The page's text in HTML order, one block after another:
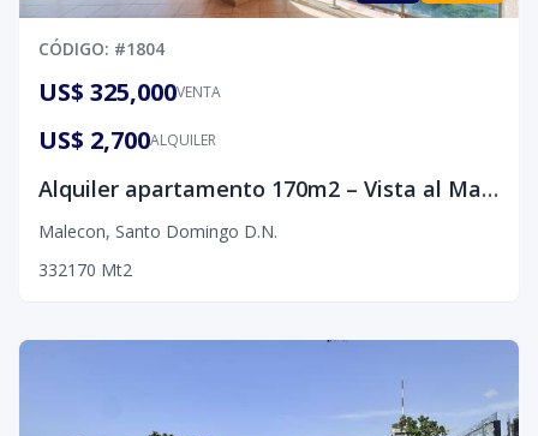
CÓDIGO: #1804
VENTA
US$ 325,000
ALQUILER
US$ 2,700
Alquiler apartamento 170m2 – Vista al Mar, Malecón D.N
Malecon, Santo Domingo D.N.
332170 Mt2